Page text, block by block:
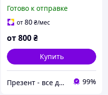
Готово к отправке
от80₴/мес
от800₴
Купить
Презент - все для декора 99%